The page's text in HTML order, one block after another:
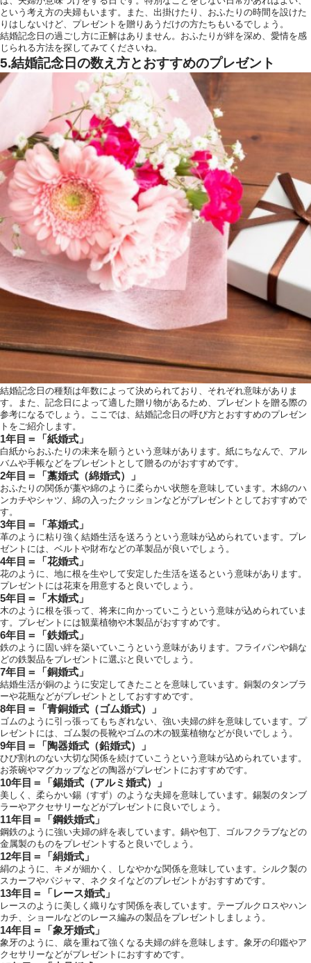
という考え方の夫婦もいます。また、出掛けたり、おふたりの時間を設けた
りはしないけど、プレゼントを贈りあうだけの方たちもいるでしょう。
結婚記念日の過ごし方に正解はありません。おふたりが絆を深め、愛情を感
じられる方法を探してみてくださいね。
5.結婚記念日の数え方とおすすめのプレゼント
結婚記念日の種類は年数によって決められており、それぞれ意味がありま
す。また、記念日によって適した贈り物があるため、プレゼントを贈る際の
参考になるでしょう。ここでは、結婚記念日の呼び方とおすすめのプレゼン
トをご紹介します。
1年目＝「紙婚式」
白紙からおふたりの未来を願うという意味があります。紙にちなんで、アル
バムや手帳などをプレゼントとして贈るのがおすすめです。
2年目＝「藁婚式（綿婚式）」
おふたりの関係が藁や綿のように柔らかい状態を意味しています。木綿のハ
ンカチやシャツ、綿の入ったクッションなどがプレゼントとしておすすめで
す。
3年目＝「革婚式」
革のように粘り強く結婚生活を送ろうという意味が込められています。プレ
ゼントには、ベルトや財布などの革製品が良いでしょう。
4年目＝「花婚式」
花のように、地に根を生やして安定した生活を送るという意味があります。
プレゼントには花束を用意すると良いでしょう。
5年目＝「木婚式」
木のように根を張って、将来に向かっていこうという意味が込められていま
す。プレゼントには観葉植物や木製品がおすすめです。
6年目＝「鉄婚式」
鉄のように固い絆を築いていこうという意味があります。フライパンや鍋な
どの鉄製品をプレゼントに選ぶと良いでしょう。
7年目＝「銅婚式」
結婚生活が銅のように安定してきたことを意味しています。銅製のタンブラ
ーや花瓶などがプレゼントとしておすすめです。
8年目＝「青銅婚式（ゴム婚式）」
ゴムのように引っ張ってもちぎれない、強い夫婦の絆を意味しています。プ
レゼントには、ゴム製の長靴やゴムの木の観葉植物などが良いでしょう。
9年目＝「陶器婚式（鉛婚式）」
ひび割れのない大切な関係を続けていこうという意味が込められています。
お茶碗やマグカップなどの陶器がプレゼントにおすすめです。
10年目＝「錫婚式（アルミ婚式）」
美しく、柔らかい錫（すず）のような夫婦を意味しています。錫製のタンブ
ラーやアクセサリーなどがプレゼントに良いでしょう。
11年目＝「鋼鉄婚式」
鋼鉄のように強い夫婦の絆を表しています。鍋や包丁、ゴルフクラブなどの
金属製のものをプレゼントすると良いでしょう。
12年目＝「絹婚式」
絹のように、キメが細かく、しなやかな関係を意味しています。シルク製の
スカーフやパジャマ、ネクタイなどのプレゼントがおすすめです。
13年目＝「レース婚式」
レースのように美しく織りなす関係を表しています。テーブルクロスやハン
カチ、ショールなどのレース編みの製品をプレゼントしましょう。
14年目＝「象牙婚式」
象牙のように、歳を重ねて強くなる夫婦の絆を意味します。象牙の印鑑やア
クセサリーなどがプレゼントにおすすめです。